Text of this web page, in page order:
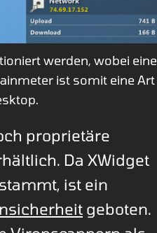
werden, wobei eine
ist somit eine Art
proprietäre
Da XWidget
ist ein
geboten.